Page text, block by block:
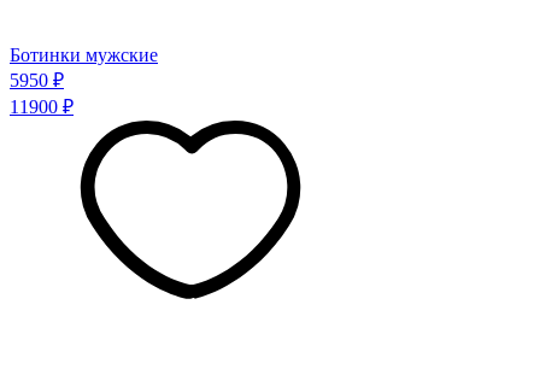
Ботинки мужские
5950 ₽
11900 ₽